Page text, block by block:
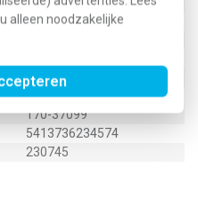
u alleen noodzakelijke
Schakelaar/drukker
LED
170-37099
5413736234574
230745